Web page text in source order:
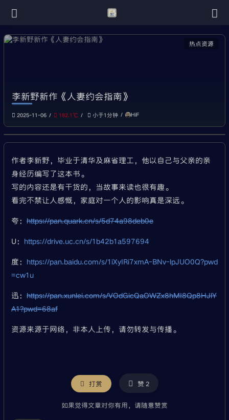
热点资源
李新野新作《人妻约会指南》
2025-11-06 182.1℃ 小于1分钟 HiF
作者李新野，毕业于清华及麻省理工，他以自己与父亲的亲
身经历编写了这本书。
写的内容还是有干货的，当故事来读也很有趣。
看完不禁让人感慨，家庭对一个人的影响真是深远。
夸： https://pan.quark.cn/s/5d74a98deb0e
U： https://drive.uc.cn/s/1b42b1a597694
度： https://pan.baidu.com/s/1iXyIRi7xmA-BNv-lpJUO0Q?pwd
=cw1u
迅： https://pan.xunlei.com/s/VOdGicQaOWZx8hMI8Qp8HJlY
A1?pwd=68af
资源来源于网络，非本人上传，请勿转发与传播。
打赏 赞 2
如果觉得文章对你有用，请随意赞赏